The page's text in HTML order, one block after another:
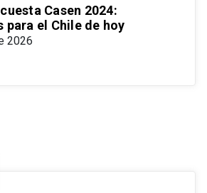
Casen 2024:
para el Chile de hoy
2026